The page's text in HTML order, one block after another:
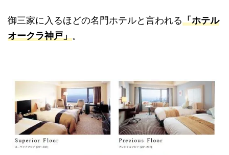
御三家に入るほどの名門ホテルと言われる「ホテル
オークラ神戸」。